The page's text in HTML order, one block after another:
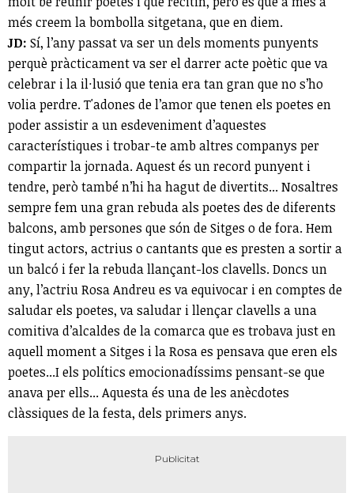
més creem la bombolla sitgetana, que en diem.
JD: Sí, l’any passat va ser un dels moments punyents
perquè pràcticament va ser el darrer acte poètic que va
celebrar i la il·lusió que tenia era tan gran que no s’ho
volia perdre. T'adones de l’amor que tenen els poetes en
poder assistir a un esdeveniment d’aquestes
característiques i trobar-te amb altres companys per
compartir la jornada. Aquest és un record punyent i
tendre, però també n’hi ha hagut de divertits... Nosaltres
sempre fem una gran rebuda als poetes des de diferents
balcons, amb persones que són de Sitges o de fora. Hem
tingut actors, actrius o cantants que es presten a sortir a
un balcó i fer la rebuda llançant-los clavells. Doncs un
any, l’actriu Rosa Andreu es va equivocar i en comptes de
saludar els poetes, va saludar i llençar clavells a una
comitiva d’alcaldes de la comarca que es trobava just en
aquell moment a Sitges i la Rosa es pensava que eren els
poetes...I els polítics emocionadíssims pensant-se que
anava per ells... Aquesta és una de les anècdotes
clàssiques de la festa, dels primers anys.